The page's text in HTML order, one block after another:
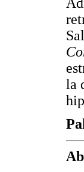
la